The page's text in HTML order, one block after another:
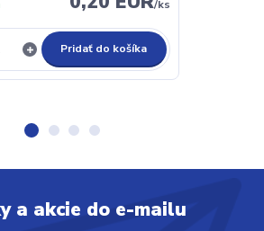
/ks
Pridať do košíka
a akcie do e-mailu